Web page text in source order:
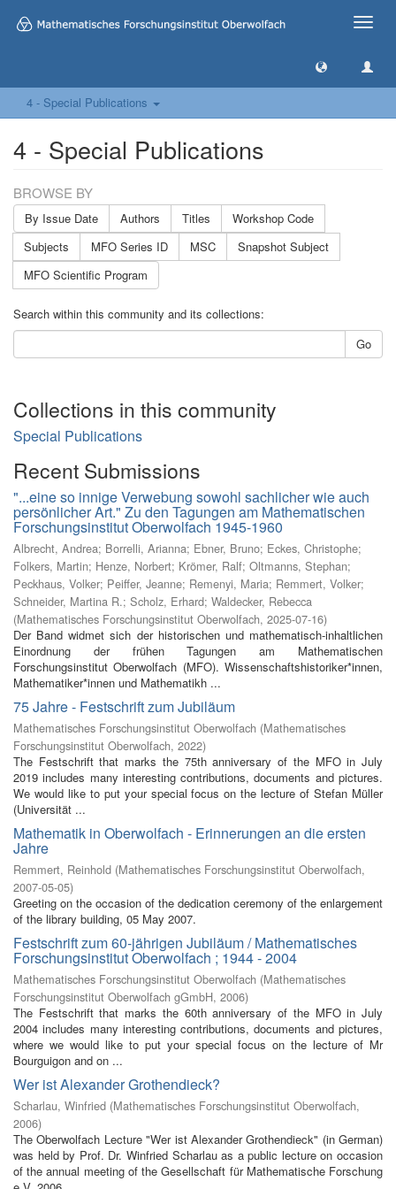
Toggle
4 - Special Publications
4 - Special Publications
BROWSE BY
By Issue Date Authors Titles
Workshop Code
Subjects
MFO Series ID MSC
Snapshot Subject
MFO Scientific Program
Search within this community and its collections:
Go
Collections in this community
Special Publications
Recent Submissions
"...eine so innige Verwebung sowohl sachlicher wie auch
persönlicher Art." Zu den Tagungen am Mathematischen
Forschungsinstitut Oberwolfach 1945-1960
Albrecht, Andrea; Borrelli, Arianna; Ebner, Bruno; Eckes, Christophe;
Folkers, Martin; Henze, Norbert; Krömer, Ralf; Oltmanns, Stephan;
Peckhaus, Volker; Peiffer, Jeanne; Remenyi, Maria; Remmert, Volker;
Schneider, Martina R.; Scholz, Erhard; Waldecker, Rebecca
(Mathematisches Forschungsinstitut Oberwolfach, 2025-07-16)
Der Band widmet sich der historischen und mathematisch-inhaltlichen
Einordnung der frühen Tagungen am Mathematischen
Forschungsinstitut Oberwolfach (MFO). Wissenschaftshistoriker*innen,
Mathematiker*innen und Mathematikh ...
75 Jahre - Festschrift zum Jubiläum
Mathematisches Forschungsinstitut Oberwolfach (Mathematisches
Forschungsinstitut Oberwolfach, 2022)
The Festschrift that marks the 75th anniversary of the MFO in July
2019 includes many interesting contributions, documents and pictures.
We would like to put your special focus on the lecture of Stefan Müller
(Universität ...
Mathematik in Oberwolfach - Erinnerungen an die ersten
Jahre
Remmert, Reinhold (Mathematisches Forschungsinstitut Oberwolfach,
2007-05-05)
Greeting on the occasion of the dedication ceremony of the enlargement
of the library building, 05 May 2007.
Festschrift zum 60-jährigen Jubiläum / Mathematisches
Forschungsinstitut Oberwolfach ; 1944 - 2004
Mathematisches Forschungsinstitut Oberwolfach (Mathematisches
Forschungsinstitut Oberwolfach gGmbH, 2006)
The Festschrift that marks the 60th anniversary of the MFO in July
2004 includes many interesting contributions, documents and pictures,
where we would like to put your special focus on the lecture of Mr
Bourguigon and on ...
Wer ist Alexander Grothendieck?
Scharlau, Winfried (Mathematisches Forschungsinstitut Oberwolfach,
2006)
The Oberwolfach Lecture "Wer ist Alexander Grothendieck" (in German)
was held by Prof. Dr. Winfried Scharlau as a public lecture on occasion
of the annual meeting of the Gesellschaft für Mathematische Forschung